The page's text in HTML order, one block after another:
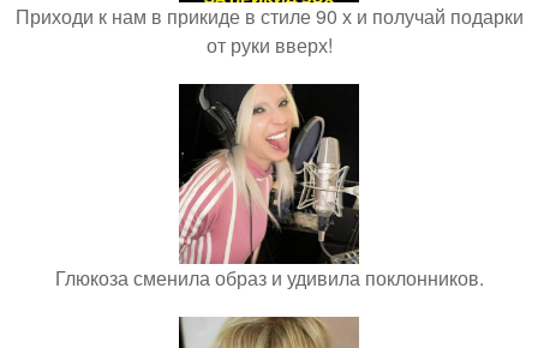
Приходи к нам в прикиде в стиле 90 х и получай подарки
от руки вверх!
Глюкоза сменила образ и удивила поклонников.